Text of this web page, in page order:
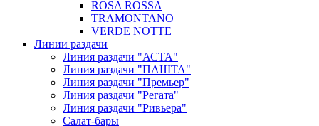
ROSA ROSSA
TRAMONTANO
VERDE NOTTE
Линии раздачи
Линия раздачи "АСТА"
Линия раздачи "ПАШТА"
Линия раздачи "Премьер"
Линия раздачи "Регата"
Линия раздачи "Ривьера"
Салат-бары